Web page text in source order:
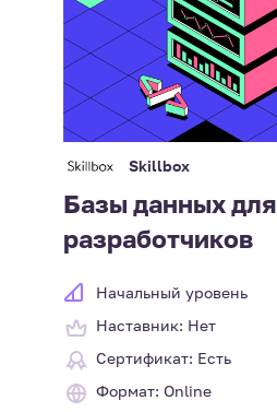
Skillbox
Базы данных для
разработчиков
Начальный уровень
Наставник: Нет
Сертификат: Есть
Формат: Online